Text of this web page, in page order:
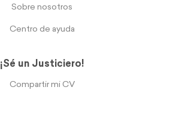
Sobre nosotros
Centro de ayuda
¡Sé un Justiciero!
Compartir mi CV